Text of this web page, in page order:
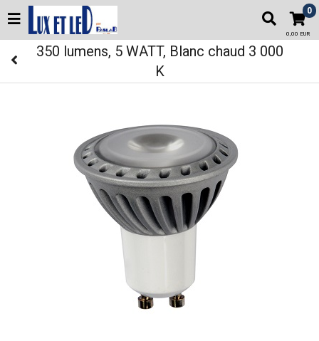
0
0,00 EUR
350 lumens, 5 WATT, Blanc chaud 3 000
K